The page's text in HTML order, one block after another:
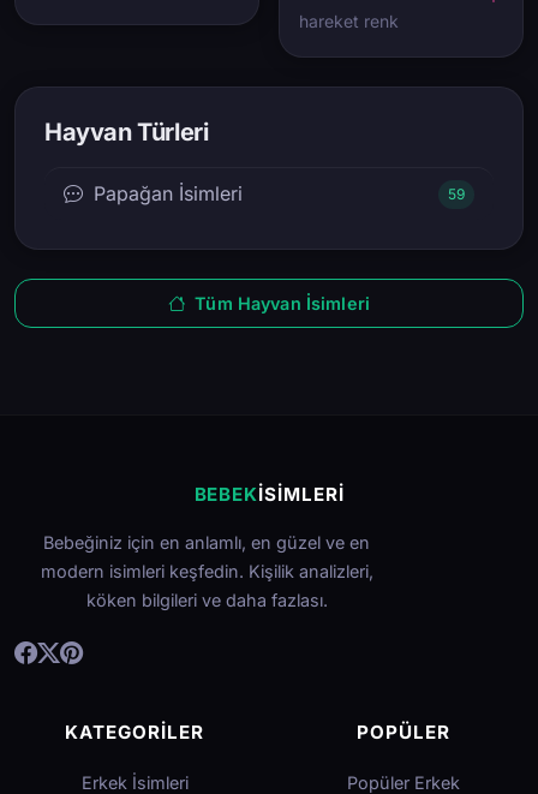
hareket renk
Hayvan Türleri
Papağan İsimleri 59
Tüm Hayvan İsimleri
BEBEKİSIMLERI
Bebeğiniz için en anlamlı, en güzel ve en
modern isimleri keşfedin. Kişilik analizleri,
köken bilgileri ve daha fazlası.
KATEGORILER
Erkek İsimleri
POPÜLER
Popüler Erkek